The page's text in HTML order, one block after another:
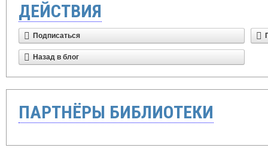
ДЕЙСТВИЯ
Подписаться
Назад в блог
ПАРТНЁРЫ БИБЛИОТЕКИ